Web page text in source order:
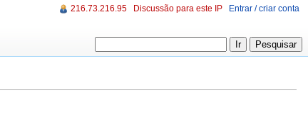
216.73.216.95 Discussão para este IP Entrar / criar conta